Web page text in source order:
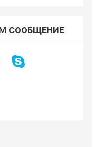
СООБЩЕНИЕ